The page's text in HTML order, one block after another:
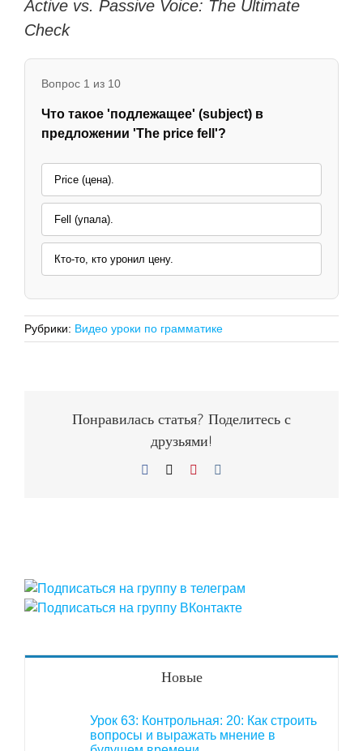
Active vs. Passive Voice: The Ultimate
Check
Вопрос 1 из 10
Что такое 'подлежащее' (subject) в
предложении 'The price fell'?
Price (цена).
Fell (упала).
Кто-то, кто уронил цену.
Рубрики: Видео уроки по грамматике
Понравилась статья? Поделитесь с
друзьями!
Facebook Pinterest
Новые
Урок 63: Контрольная: 20: Как строить
вопросы и выражать мнение в